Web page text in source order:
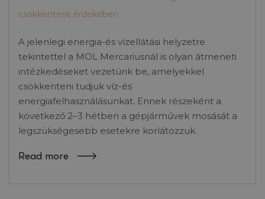
csökkentése érdekében
A jelenlegi energia-és vízellátási helyzetre
tekintettel a MOL Mercariusnál is olyan átmeneti
intézkedéseket vezetünk be, amelyekkel
csökkenteni tudjuk víz-és
energiafelhasználásunkat. Ennek részeként a
következő 2–3 hétben a gépjárművek mosását a
legszükségesebb esetekre korlátozzuk.
Read more